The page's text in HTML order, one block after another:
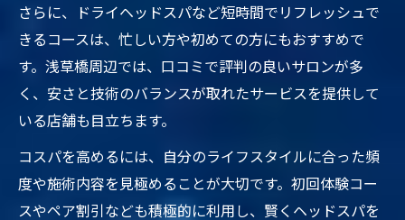
さらに、ドライヘッドスパなど短時間でリフレッシュで
きるコースは、忙しい方や初めての方にもおすすめで
す。浅草橋周辺では、口コミで評判の良いサロンが多
く、安さと技術のバランスが取れたサービスを提供して
いる店舗も目立ちます。
コスパを高めるには、自分のライフスタイルに合った頻
度や施術内容を見極めることが大切です。初回体験コー
スやペア割引なども積極的に利用し、賢くヘッドスパを